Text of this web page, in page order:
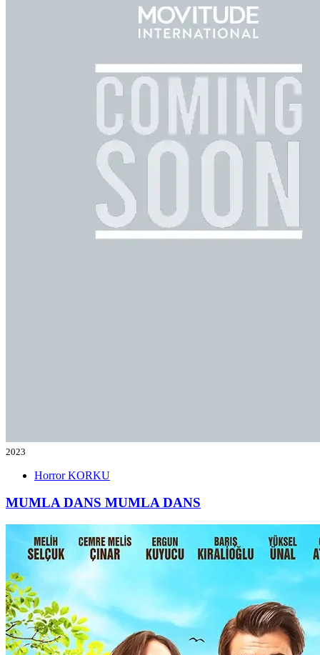
2023
HorrorKORKU
MUMLA DANS MUMLA DANS